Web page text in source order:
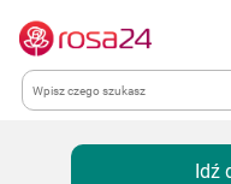
Kategorie
Idź